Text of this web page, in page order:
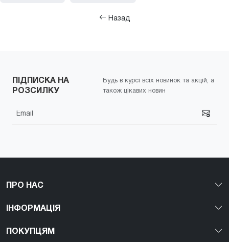
Назад
ПІДПИСКА НА
РОЗСИЛКУ
Будь в курсі всіх новинок та акцій, а
також цікавих новин
ПРО НАС
ІНФОРМАЦІЯ
ПОКУПЦЯМ